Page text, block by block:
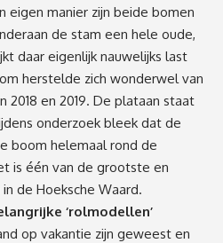
eigen manier zijn beide bomen
de stam een hele oude,
daar eigenlijk nauwelijks last
herstelde zich wonderwel van
2018 en 2019. De plataan staat
onderzoek bleek dat de
boom helemaal rond de
is één van de grootste en
de Hoeksche Waard.
‘rolmodellen’
op vakantie zijn geweest en